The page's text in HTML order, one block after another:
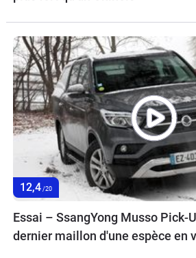
12,4 /20
Essai – SsangYong Musso Pick-
dernier maillon d'une espèce en